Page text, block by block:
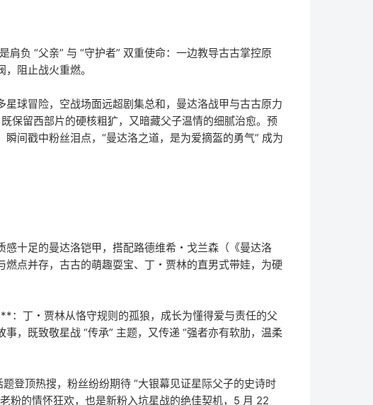
负 “父亲” 与 “守护者” 双重使命：一边教导古古掌控原
阻止战火重燃。
球冒险，空战场面远超剧集总和，曼达洛战甲与古古原力
留西部片的硬核粗犷，又暗藏父子温情的细腻治愈。预
间戳中粉丝泪点，“曼达洛之道，是为爱摘盔的勇气” 成为
十足的曼达洛铠甲，搭配路德维希・戈兰森（《曼达洛
点并存，古古的萌趣耍宝、丁・贾林的直男式带娃，为硬
：丁・贾林从恪守规则的孤狼，成长为懂得爱与责任的父
，既致敬星战 “传承” 主题，又传递 “强者亦有软肋，温柔
登顶热搜，粉丝纷纷期待 “大银幕见证星际父子的史诗时
粉的情怀狂欢，也是新粉入坑星战的绝佳契机，5 月 22